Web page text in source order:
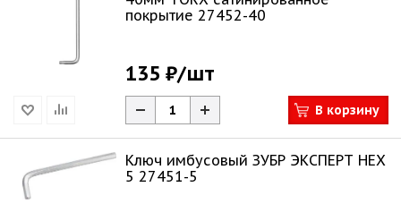
покрытие 27452-40
135 ₽/шт
В корзину
Ключ имбусовый ЗУБР ЭКСПЕРТ НЕХ
5 27451-5